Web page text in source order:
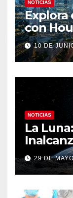
NOTICIAS
Explora
con
10 DE
NOTICIAS
La
29 DE